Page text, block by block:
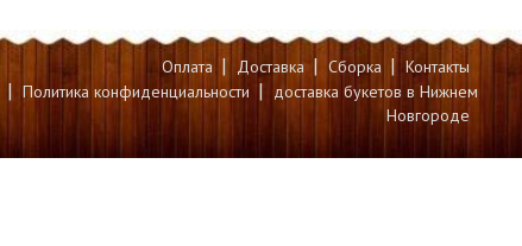
Оплата | Доставка | Сборка | Контакты
| Политика конфиденциальности | доставка букетов в Нижнем
Новгороде